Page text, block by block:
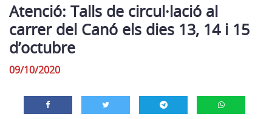
Atenció: Talls de circul·lació al
carrer del Canó els dies 13, 14 i 15
d’octubre
09/10/2020